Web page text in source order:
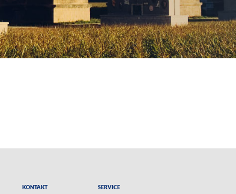
Kontakt Service